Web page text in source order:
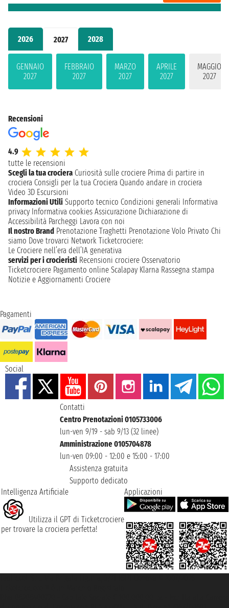
2026 2027 2028
GENNAIO
2027
FEBBRAIO
2027
MARZO
2027
APRILE
2027
MAGGIO
2027
Recensioni
4.9
tutte le recensioni
Scegli la tua crociera Curiosità sulle crociere Prima di partire in
crociera Consigli per la tua Crociera Quando andare in crociera
Video 3D Escursioni
Informazioni Utili Supporto tecnico Condizioni generali Informativa
privacy Informativa cookies Assicurazione Dichiarazione di
Accessibilità Parcheggi Lavora con noi
Il nostro Brand Prenotazione Traghetti Prenotazione Volo Privato Chi
siamo Dove trovarci Network Ticketcrociere:
Le Crociere nell’era dell’IA generativa
servizi per i crocieristi Recensioni crociere Osservatorio
Ticketcrociere Pagamento online Scalapay Klarna Rassegna stampa
Notizie e Aggiornamenti Crociere
Pagamenti
Social
Contatti
Centro Prenotazioni 0105733006
lun-ven 9/19 - sab 9/13 (32 linee)
Amministrazione 0105704878
lun-ven 09:00 - 12:00 e 15:00 - 17:00
Assistenza gratuita
Supporto dedicato
Intelligenza Artificiale
Utilizza il GPT di Ticketcrociere
per trovare la crociera perfetta!
Applicazioni